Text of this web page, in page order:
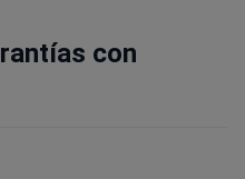
con